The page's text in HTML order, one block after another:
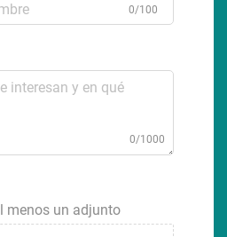
0/100
0/1000
menos un adjunto